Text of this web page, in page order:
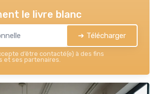
le livre blanc
➔ Télécharger
d’être contacté(e) à des fins
et ses partenaires.